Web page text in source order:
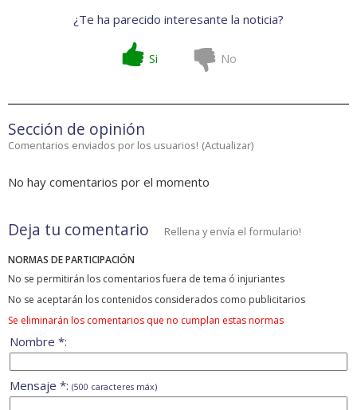
¿Te ha parecido interesante la noticia?
Si No
Sección de opinión
Comentarios enviados por los usuarios! (Actualizar)
No hay comentarios por el momento
Deja tu comentario Rellena y envía el formulario!
NORMAS DE PARTICIPACIÓN
No se permitirán los comentarios fuera de tema ó injuriantes
No se aceptarán los contenidos considerados como publicitarios
Se eliminarán los comentarios que no cumplan estas normas
Nombre *:
Mensaje *: (500 caracteres máx)